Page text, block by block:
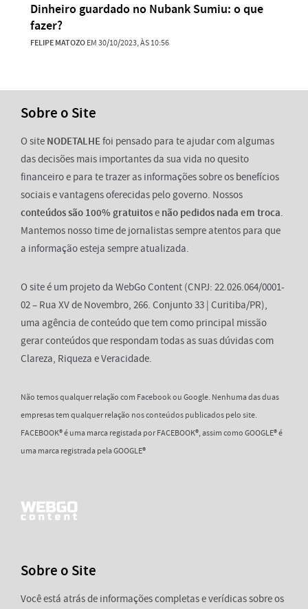
Dinheiro guardado no Nubank Sumiu: o que
fazer?
FELIPE MATOZOEM 30/10/2023, ÀS 10:56
Sobre o Site
O site NODETALHEfoi pensado para te ajudar com algumas
das decisões mais importantes da sua vida no quesito
financeiro e para te trazer as informações sobre os benefícios
sociais e vantagens oferecidas pelo governo. Nossos
conteúdos são 100% gratuitose não pedidos nada em troca.
Mantemos nosso time de jornalistas sempre atentos para que
a informação esteja sempre atualizada.
O site é um projeto da WebGo Content (CNPJ: 22.026.064/0001-
02 – Rua XV de Novembro, 266. Conjunto 33 | Curitiba/PR),
uma agência de conteúdo que tem como principal missão
gerar conteúdos que respondam todas as suas dúvidas com
Clareza, Riqueza e Veracidade.
Não temos qualquer relação com Facebook ou Google. Nenhuma das duas
empresas tem qualquer relação nos conteúdos publicados pelo site.
FACEBOOK® é uma marca registada por FACEBOOK®, assim como GOOGLE® é
uma marca registrada pela GOOGLE®
Sobre o Site
Você está atrás de informações completas e verídicas sobre os